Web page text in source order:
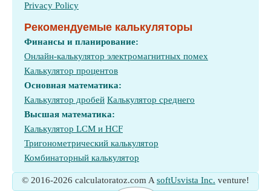
Privacy Policy
Рекомендуемые калькуляторы
Финансы и планирование:
Онлайн-калькулятор электромагнитных помех
Калькулятор процентов
Основная математика:
Калькулятор дробей Калькулятор среднего
Высшая математика:
Калькулятор LCM и HCF
Тригонометрический калькулятор
Комбинаторный калькулятор
© 2016-2026 calculatoratoz.com A softUsvista Inc. venture!